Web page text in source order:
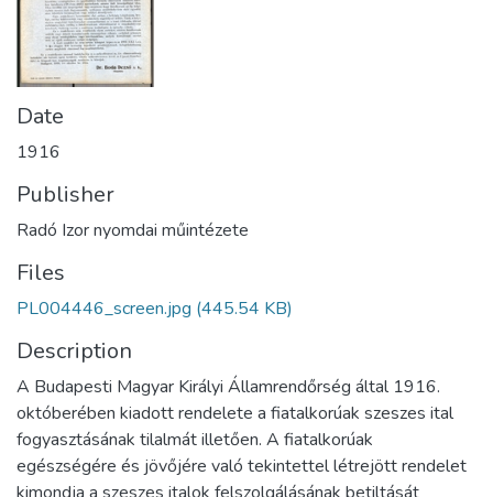
Date
1916
Publisher
Radó Izor nyomdai műintézete
Files
PL004446_screen.jpg (445.54 KB)
Description
A Budapesti Magyar Királyi Államrendőrség által 1916.
októberében kiadott rendelete a fiatalkorúak szeszes ital
fogyasztásának tilalmát illetően. A fiatalkorúak
egészségére és jövőjére való tekintettel létrejött rendelet